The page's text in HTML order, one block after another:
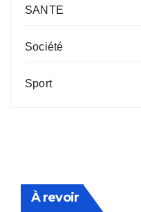
SANTE
Société
Sport
À revoir